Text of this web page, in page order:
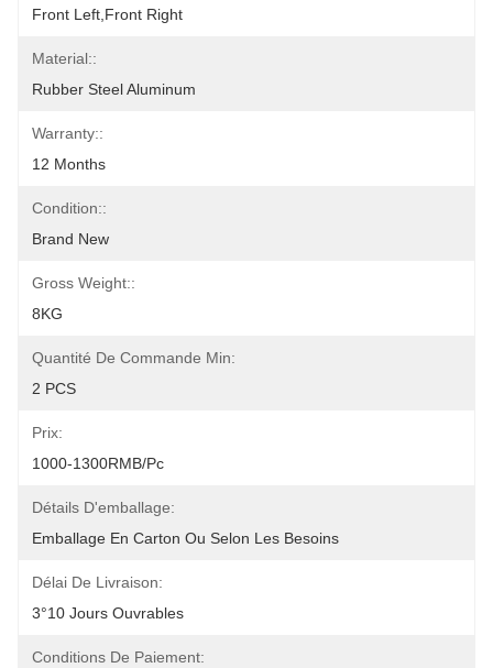
Front Left,front Right
Material::
Rubber Steel Aluminum
Warranty::
12 Months
Condition::
Brand New
Gross Weight::
8KG
Quantité De Commande Min:
2 PCS
Prix:
1000-1300RMB/Pc
Détails D'emballage:
Emballage En Carton Ou Selon Les Besoins
Délai De Livraison:
3°10 Jours Ouvrables
Conditions De Paiement: